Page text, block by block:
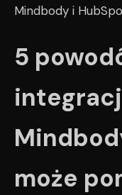
Mindbody i
5
może